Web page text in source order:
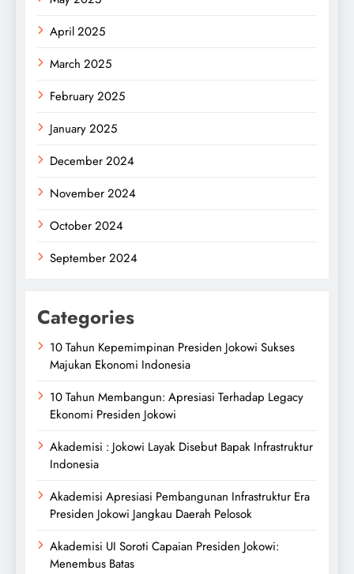
April 2025
March 2025
February 2025
January 2025
December 2024
November 2024
October 2024
September 2024
Categories
10 Tahun Kepemimpinan Presiden Jokowi Sukses
Majukan Ekonomi Indonesia
10 Tahun Membangun: Apresiasi Terhadap Legacy
Ekonomi Presiden Jokowi
Akademisi : Jokowi Layak Disebut Bapak Infrastruktur
Indonesia
Akademisi Apresiasi Pembangunan Infrastruktur Era
Presiden Jokowi Jangkau Daerah Pelosok
Akademisi UI Soroti Capaian Presiden Jokowi:
Menembus Batas